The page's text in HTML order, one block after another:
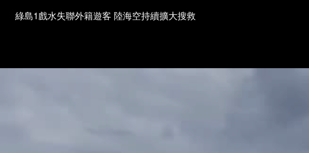
綠島1戲水失聯外籍遊客 陸海空持續擴大搜救